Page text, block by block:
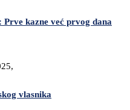
kazne već prvog dana
vlasnika